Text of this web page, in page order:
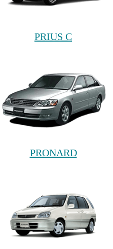
PRIUS C
PRONARD